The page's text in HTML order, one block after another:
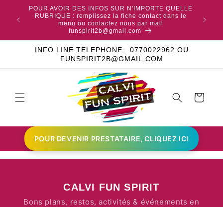
DES
POUR AVOIR DES INFOS SUR N'IMPORTE QUELLE
RUBRIQUE : remplissez la fiche contact dans le
menu ou contactez nous par mail
funspirit2b@gmail.com
INFO LINE TELEPHONE : 0770022962 OU
FUNSPIRIT2B@GMAIL.COM
Panier
POUR DEVENIR PRESTATAIRE, CLIQUEZ ICI
CALVI FUN SPIRIT
Bons plans, restos, activités & événements en